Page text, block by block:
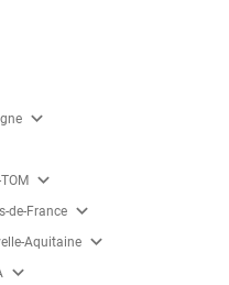
expand_more
expand_more
de-France expand_more
Aquitaine expand_more
expand_more